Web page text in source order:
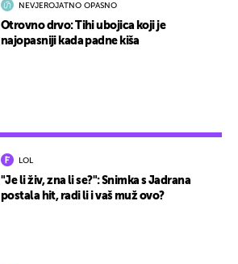
LOL
"Je li živ, zna li se?": Snimka s Jadrana
postala hit, radi li i vaš muž ovo?
NEVJEROJATNO OPASNO
Otrovno drvo: Tihi ubojica koji je
najopasniji kada padne kiša